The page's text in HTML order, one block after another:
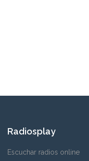
Radiosplay
Escuchar radios online